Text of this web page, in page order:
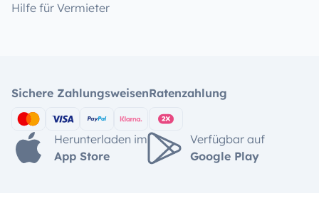
Hilfe für Vermieter
Sichere ZahlungsweisenRatenzahlung
Herunterladen im
App Store
Verfügbar auf
Google Play